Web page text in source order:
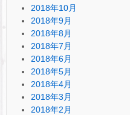
2018年10月
2018年9月
2018年8月
2018年7月
2018年6月
2018年5月
2018年4月
2018年3月
2018年2月